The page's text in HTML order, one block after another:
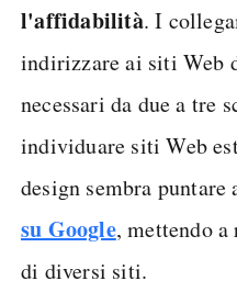
l'affidabilità. I
indirizzare ai siti Web
necessari da due a tre
individuare siti Web
design sembra puntare
su Google, mettendo
di diversi siti.